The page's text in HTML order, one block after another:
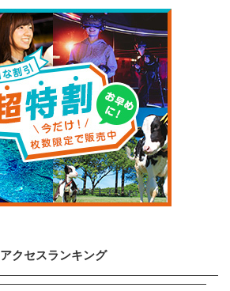
アクセスランキング